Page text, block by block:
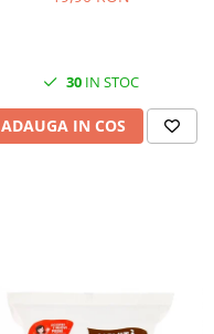
30IN STOC
ADAUGA IN COS